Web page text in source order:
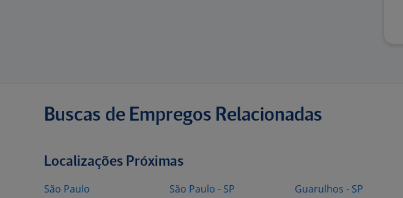
Buscas de Empregos Relacionadas
Localizações Próximas
São Paulo
São Paulo - SP
Guarulhos - SP